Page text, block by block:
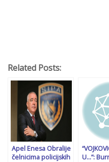
Related Posts:
Apel Enesa Obralije
čelnicima policijskih
U…”: